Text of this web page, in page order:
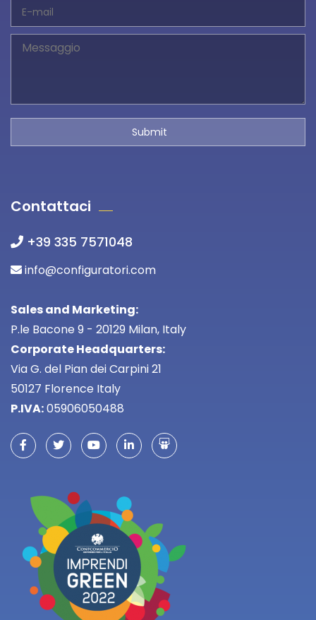
Contattaci
+39 335 7571048
info@configuratori.com
Sales and Marketing:
P.le Bacone 9 - 20129 Milan, Italy
Corporate Headquarters:
Via G. del Pian dei Carpini 21
50127 Florence Italy
P.IVA:05906050488